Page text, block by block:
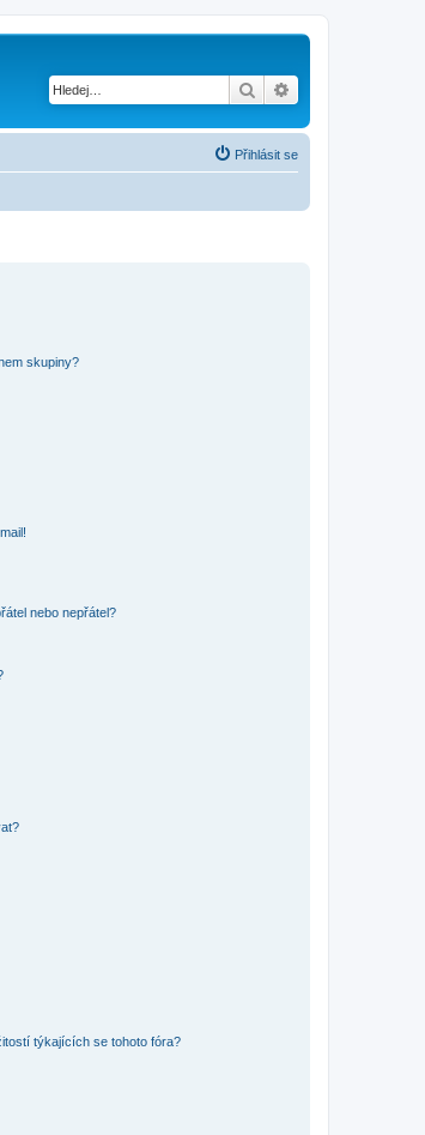
Hledat
Přihlásit se
skupiny?
nebo nepřátel?
týkajících se tohoto fóra?